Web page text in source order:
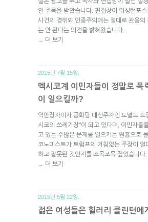
인 주목을 받았습니다. 편집장이 워싱턴포
사건의 경위와 인종주의에는 절대로 관용의
는 안 된다는 의견을 밝혀왔습니다.
→ 더 보기
2015년 7월 15일.
멕시코계 이민자들이 정말로 폭
이 일으킬까?
억만장자이자 공화당 대선주자인 도널드 트
시코의 쓰레기장"이 되고 있다며, 이민자들
고 있는 수많은 문제를 일으키는 원흉으로
코노미스트가 트럼프의 거침없는 주장이 얼
하고 잘못된 것인지를 조목조목 짚었습니다.
→ 더 보기
2015년 5월 22일.
젊은 여성들은 힐러리 클린턴에